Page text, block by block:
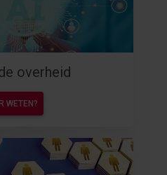
overheid
WETEN?